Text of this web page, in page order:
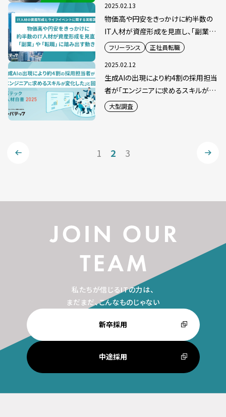
2025.02.13
物価高や円安をきっかけに約半数の
IT人材が資産形成を見直し、「副業」
や「転職」に踏み出す動きも
フリーランス
正社員転職
2025.02.12
生成AIの出現により約4割の採用担当
者が「エンジニアに求めるスキルが変
化した」と回答
大型調査
1 2 3
私たちが信じるITの力は、
まだまだ、こんなものじゃない
新卒採用
中途採用